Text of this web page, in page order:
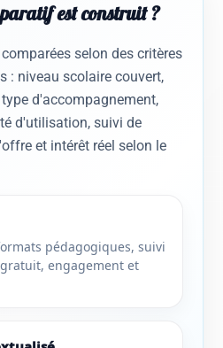
est construit ?
selon des critères
: niveau scolaire couvert,
d'accompagnement,
d'utilisation, suivi de
et intérêt réel selon le
pédagogiques, suivi
engagement et